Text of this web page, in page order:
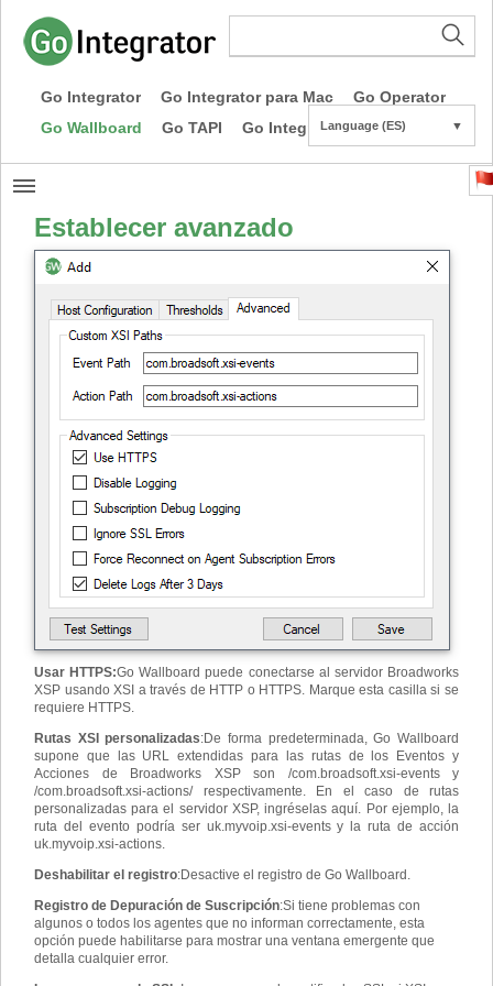
Go Integrator Go Integrator para Mac
Go Operator
Go Wallboard
Go TAPI Go Integrator CE
Language (ES) ▼
Establecer avanzado
Usar HTTPS:Go Wallboard puede conectarse al servidor Broadworks
XSP usando XSI a través de HTTP o HTTPS. Marque esta casilla si se
requiere HTTPS.
Rutas XSI personalizadas:De forma predeterminada, Go Wallboard
supone que las URL extendidas para las rutas de los Eventos y
Acciones de Broadworks XSP son /com.broadsoft.xsi-events y
/com.broadsoft.xsi-actions/ respectivamente. En el caso de rutas
personalizadas para el servidor XSP, ingréselas aquí. Por ejemplo, la
ruta del evento podría ser uk.myvoip.xsi-events y la ruta de acción
uk.myvoip.xsi-actions.
Deshabilitar el registro:Desactive el registro de Go Wallboard.
Registro de Depuración de Suscripción:Si tiene problemas con
algunos o todos los agentes que no informan correctamente, esta
opción puede habilitarse para mostrar una ventana emergente que
detalla cualquier error.